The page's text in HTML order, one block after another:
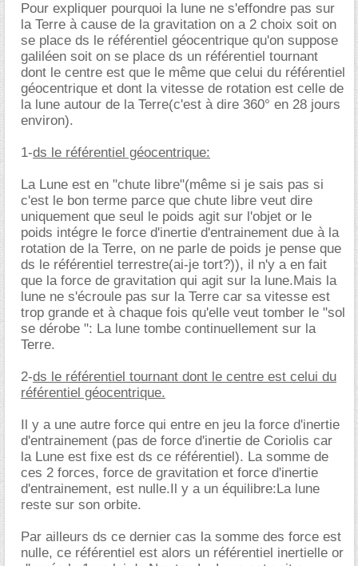
Pour expliquer pourquoi la lune ne s'effondre pas sur
la Terre à cause de la gravitation on a 2 choix soit on
se place ds le référentiel géocentrique qu'on suppose
galiléen soit on se place ds un référentiel tournant
dont le centre est que le même que celui du référentiel
géocentrique et dont la vitesse de rotation est celle de
la lune autour de la Terre(c'est à dire 360° en 28 jours
environ).
1-ds le référentiel géocentrique:
La Lune est en "chute libre"(même si je sais pas si
c'est le bon terme parce que chute libre veut dire
uniquement que seul le poids agit sur l'objet or le
poids intégre le force d'inertie d'entrainement due à la
rotation de la Terre, on ne parle de poids je pense que
ds le référentiel terrestre(ai-je tort?)), il n'y a en fait
que la force de gravitation qui agit sur la lune.Mais la
lune ne s'écroule pas sur la Terre car sa vitesse est
trop grande et à chaque fois qu'elle veut tomber le "sol
se dérobe ": La lune tombe continuellement sur la
Terre.
2-ds le référentiel tournant dont le centre est celui du
référentiel géocentrique.
Il y a une autre force qui entre en jeu la force d'inertie
d'entrainement (pas de force d'inertie de Coriolis car
la Lune est fixe est ds ce référentiel). La somme de
ces 2 forces, force de gravitation et force d'inertie
d'entrainement, est nulle.Il y a un équilibre:La lune
reste sur son orbite.
Par ailleurs ds ce dernier cas la somme des force est
nulle, ce référentiel est alors un référentiel inertielle or